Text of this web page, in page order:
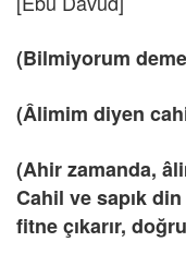
(Bilmiyorum
(Âlimim diyen
(Ahir zamanda,
Cahil ve sapık
fitne çıkarır,